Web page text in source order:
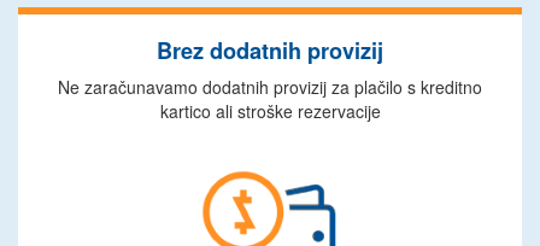
Brez dodatnih provizij
Ne zaračunavamo dodatnih provizij za plačilo s kreditno
kartico ali stroške rezervacije